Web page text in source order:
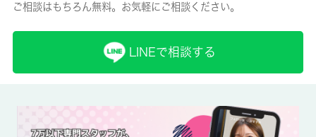
ているので安全面でも優れております。室内設備は床暖房・
CATV・エアコンなど大変充実しております。お部屋には多目的
ご相談はもちろん無料。お気軽にご相談ください。
LINEで相談する